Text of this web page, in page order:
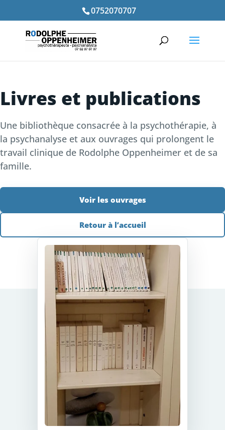
0752070707
Livres et publications
Une bibliothèque consacrée à la psychothérapie, à
la psychanalyse et aux ouvrages qui prolongent le
travail clinique de Rodolphe Oppenheimer et de sa
famille.
Voir les ouvrages
Retour à l’accueil